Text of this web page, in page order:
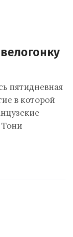
пятидневная
в которой
Тони